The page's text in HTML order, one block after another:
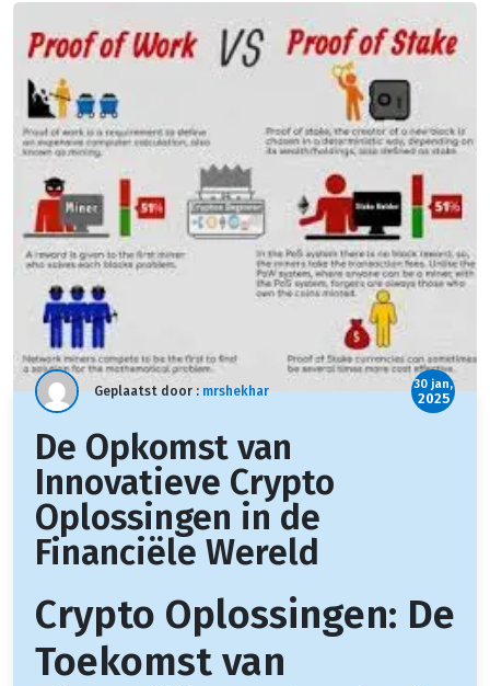
Geplaatst door :mrshekhar 30 jan,
2025
De Opkomst van
Innovatieve Crypto
Oplossingen in de
Financiële Wereld
Crypto Oplossingen: De
Toekomst van